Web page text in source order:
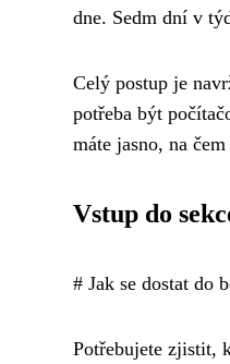
dne. Sedm dní v
Celý postup je
potřeba být
máte jasno, na
Vstup do
# Jak se dostat do
Potřebujete zjistit,